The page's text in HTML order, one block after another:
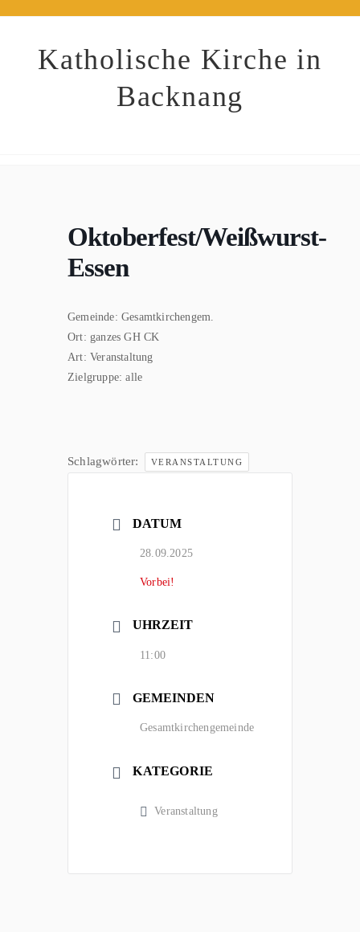
Katholische Kirche in
Backnang
Oktoberfest/Weißwurst-
Essen
Gemeinde: Gesamtkirchengem.
Ort: ganzes GH CK
Art: Veranstaltung
Zielgruppe:alle
Schlagwörter: VERANSTALTUNG
DATUM
28.09.2025
Vorbei!
UHRZEIT
11:00
GEMEINDEN
Gesamtkirchengemeinde
KATEGORIE
Veranstaltung